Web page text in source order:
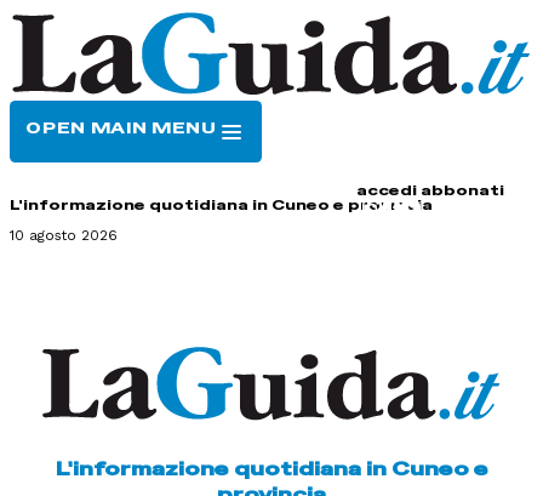
OPEN MAIN MENU
accedi abbonati
L'informazione quotidiana in Cuneo e provincia
10 agosto 2026
L'informazione quotidiana in Cuneo e